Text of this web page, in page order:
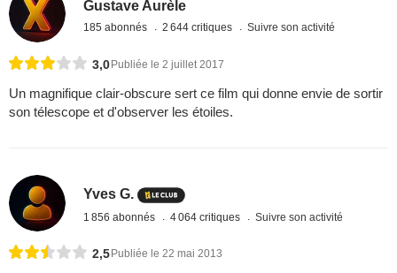
Gustave Aurèle
185 abonnés 2 644 critiques Suivre son activité
3,0Publiée le 2 juillet 2017
Un magnifique clair-obscure sert ce film qui donne envie de sortir
son télescope et d'observer les étoiles.
Yves G.
1 856 abonnés 4 064 critiques Suivre son activité
2,5Publiée le 22 mai 2013